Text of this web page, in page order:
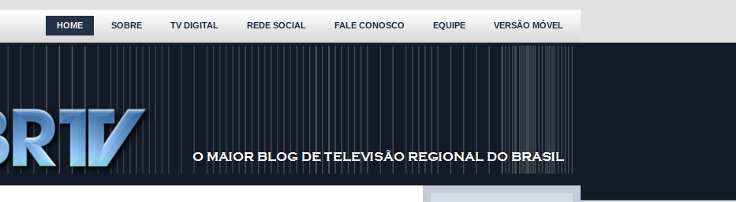
HOME SOBRE TV DIGITAL REDE SOCIAL FALE CONOSCO EQUIPE VERSÃO MÓVEL